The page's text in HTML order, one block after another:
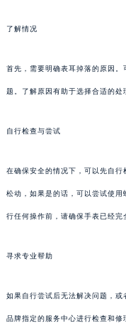
了解情况
首先，需要明确表耳掉落的原因
题。了解原因有助于选择合适的处
自行检查与尝试
在确保安全的情况下，可以先自
松动，如果是的话，可以尝试使
行任何操作前，请确保手表已经完
寻求专业帮助
如果自行尝试后无法解决问题，
品牌指定的服务中心进行检查和